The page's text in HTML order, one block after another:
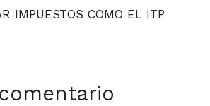
IMPUESTOS COMO EL ITP